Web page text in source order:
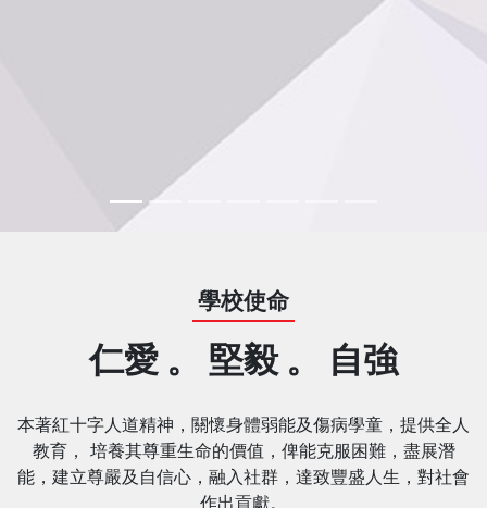
學校使命
仁愛 。 堅毅 。 自強
本著紅十字人道精神，關懷身體弱能及傷病學童，提供全人
教育， 培養其尊重生命的價值，俾能克服困難，盡展潛
能，建立尊嚴及自信心，融入社群，達致豐盛人生，對社會
作出貢獻。